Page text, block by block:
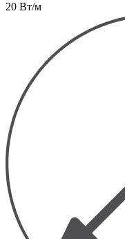
20 Вт/м